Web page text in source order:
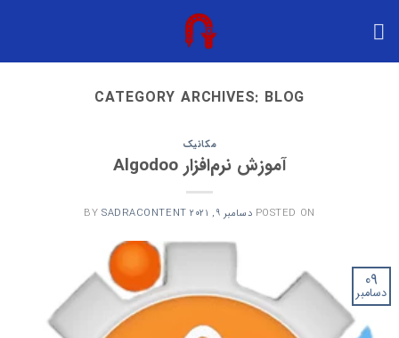
CATEGORY ARCHIVES: BLOG
مکانیک
آموزش نرم‌افزار Algodoo
POSTED ON دسامبر 9, 2021 BY SADRACONTENT
09
دسامبر